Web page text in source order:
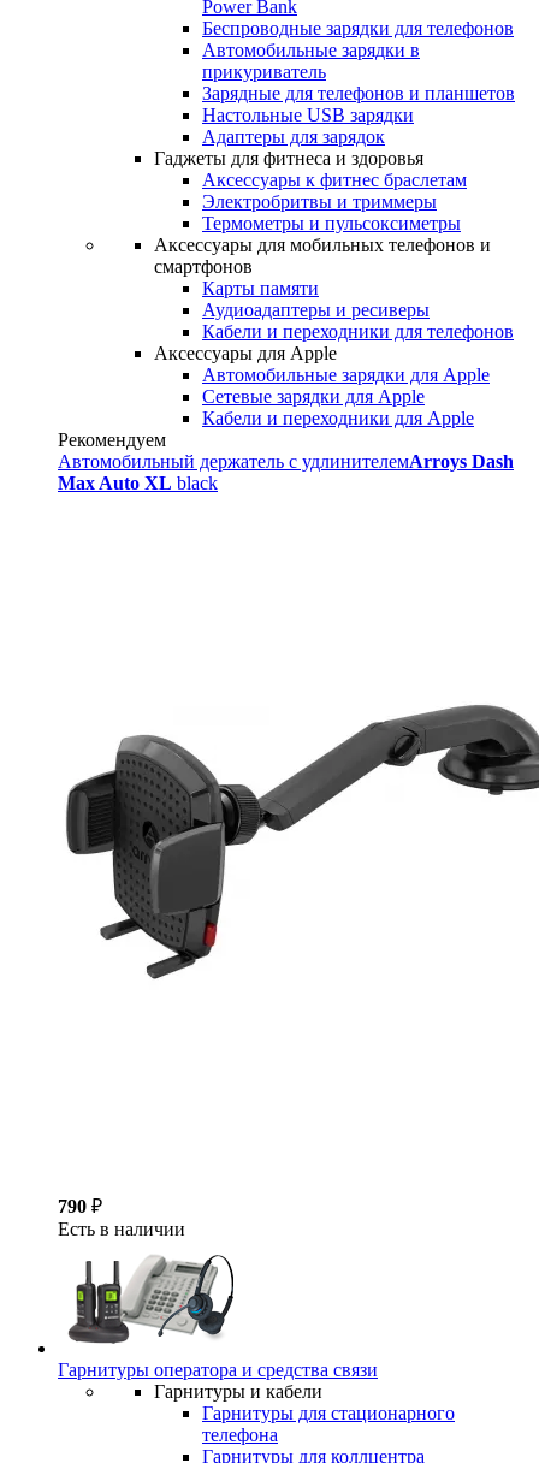
Power Bank
Беспроводные зарядки для телефонов
Автомобильные зарядки в
прикуриватель
Зарядные для телефонов и планшетов
Настольные USB зарядки
Адаптеры для зарядок
Гаджеты для фитнеса и здоровья
Аксессуары к фитнес браслетам
Электробритвы и триммеры
Термометры и пульсоксиметры
Аксессуары для мобильных телефонов и
смартфонов
Карты памяти
Аудиоадаптеры и ресиверы
Кабели и переходники для телефонов
Аксессуары для Apple
Автомобильные зарядки для Apple
Сетевые зарядки для Apple
Кабели и переходники для Apple
Рекомендуем
Автомобильный держатель с удлинителемArroys Dash
Max Auto XL black
790 ₽
Есть в наличии
Гарнитуры оператора и средства связи
Гарнитуры и кабели
Гарнитуры для стационарного
телефона
Гарнитуры для коллцентра